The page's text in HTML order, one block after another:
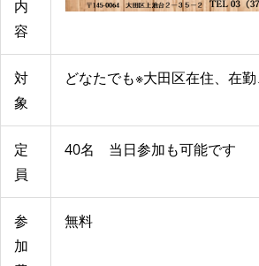
内
容
対
象
どなたでも※大田区在住、在
定
員
40名 当日参加も可能です
参
加
無料